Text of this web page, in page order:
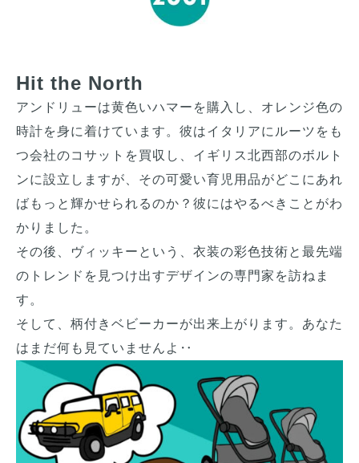
Hit the North
アンドリューは黄色いハマーを購入し、オレンジ色の
時計を身に着けています。彼はイタリアにルーツをも
つ会社のコサットを買収し、イギリス北西部のボルト
ンに設立しますが、その可愛い育児用品がどこにあれ
ばもっと輝かせられるのか？彼にはやるべきことがわ
かりました。
その後、ヴィッキーという、衣装の彩色技術と最先端
のトレンドを見つけ出すデザインの専門家を訪ねま
す。
そして、柄付きベビーカーが出来上がります。あなた
はまだ何も見ていませんよ‥